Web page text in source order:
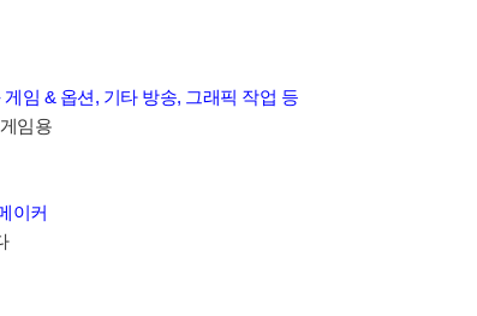
게임 & 옵션, 기타 방송, 그래픽 작업 등
임용
이커